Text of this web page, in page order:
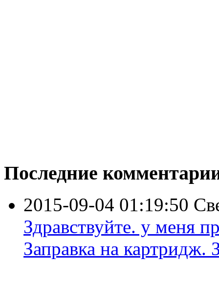
Последние
2015-09-04 01:19:50
Здравствуйте. у меня
Заправка на картридж.